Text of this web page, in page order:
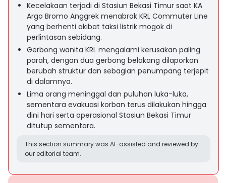
Kecelakaan terjadi di Stasiun Bekasi Timur saat KA
Argo Bromo Anggrek menabrak KRL Commuter Line
yang berhenti akibat taksi listrik mogok di
perlintasan sebidang.
Gerbong wanita KRL mengalami kerusakan paling
parah, dengan dua gerbong belakang dilaporkan
berubah struktur dan sebagian penumpang terjepit
di dalamnya.
Lima orang meninggal dan puluhan luka-luka,
sementara evakuasi korban terus dilakukan hingga
dini hari serta operasional Stasiun Bekasi Timur
ditutup sementara.
This section summary was AI-assisted and reviewed by
our editorial team.